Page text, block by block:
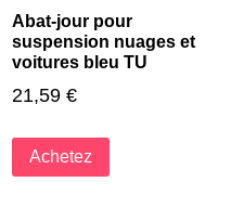
Abat-jour pour
suspension nuages et
voitures bleu TU
21,59 €
Achetez